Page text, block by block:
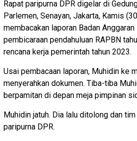
Rapat paripurna DPR digelar di
Parlemen, Senayan, Jakarta, Kamis
membacakan laporan Badan
pembicaraan pendahuluan RAPBN
rencana kerja pemerintah tahun 2023.
Usai pembacaan laporan, Muhidin ke
menyerahkan dokumen. Tiba-tiba
berpamitan di depan meja pimpinan
Muhidin jatuh. Dia lalu ditolong dan
paripurna DPR.